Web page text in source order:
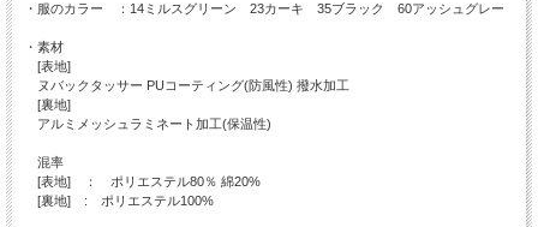
・服のカラー ：14ミルスグリーン 23カーキ 35ブラック 60アッシュグレー
・素材
[表地]
ヌバックタッサー PUコーティング(防風性) 撥水加工
[裏地]
アルミメッシュラミネート加工(保温性)
混率
[表地] ： ポリエステル80％ 綿20%
[裏地] : ポリエステル100%